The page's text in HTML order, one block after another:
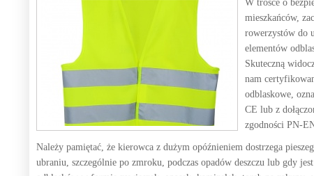
W trosce o
mieszkańców,
rowerzystów do
elementów
Skuteczną
nam
odblaskowe,
CE lub z
zgodności PN-
Należy pamiętać, że kierowca z dużym opóźnieniem dostrzega
ubraniu, szczególnie po zmroku, podczas opadów deszczu lub gdy